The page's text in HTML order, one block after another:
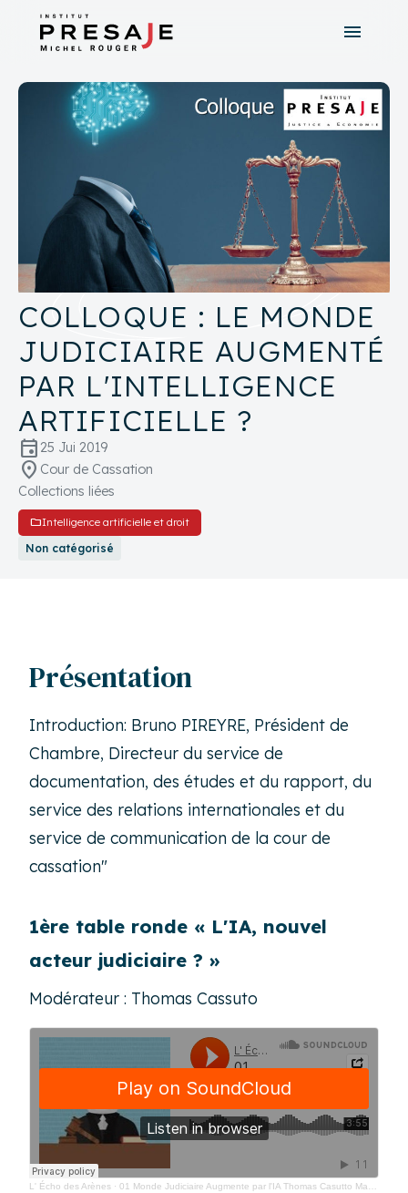
menu
search close
Recherche avancée
COLLOQUE : LE MONDE
JUDICIAIRE AUGMENTÉ
PAR L'INTELLIGENCE
ARTIFICIELLE ?
event25 Jui 2019
location_on Cour de Cassation
Collections liées
folderIntelligence artificielle et droit
Non catégorisé
Présentation
Introduction: Bruno PIREYRE, Président de
Chambre, Directeur du service de
documentation, des études et du rapport, du
service des relations internationales et du
service de communication de la cour de
cassation"
1ère table ronde « L'IA, nouvel
acteur judiciaire ? »
Modérateur : Thomas Cassuto
L' Écho des Arènes · 01 Monde Judiciaire Augmente par l'IA Thomas Casutto Magistrat VIce President Institut Présaje